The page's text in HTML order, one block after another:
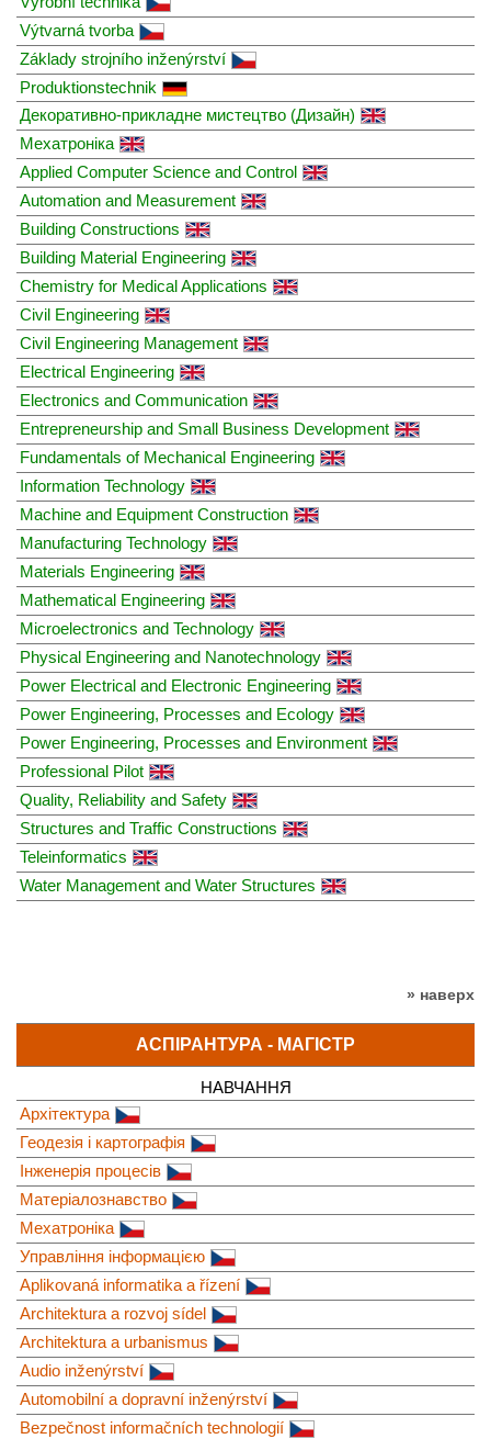
Výtvarná tvorba
Základy strojního inženýrství
Produktionstechnik
Декоративно-прикладне мистецтво (Дизайн)
Мехатроніка
Applied Computer Science and Control
Automation and Measurement
Building Constructions
Building Material Engineering
Chemistry for Medical Applications
Civil Engineering
Civil Engineering Management
Electrical Engineering
Electronics and Communication
Entrepreneurship and Small Business Development
Fundamentals of Mechanical Engineering
Information Technology
Machine and Equipment Construction
Manufacturing Technology
Materials Engineering
Mathematical Engineering
Microelectronics and Technology
Physical Engineering and Nanotechnology
Power Electrical and Electronic Engineering
Power Engineering, Processes and Ecology
Power Engineering, Processes and Environment
Professional Pilot
Quality, Reliability and Safety
Structures and Traffic Constructions
Teleinformatics
Water Management and Water Structures
» наверх
АСПІРАНТУРА - МАГІСТР
НАВЧАННЯ
Архітектура
Геодезія і картографія
Інженерія процесів
Матеріалознавство
Мехатроніка
Управління інформацією
Aplikovaná informatika a řízení
Architektura a rozvoj sídel
Architektura a urbanismus
Audio inženýrství
Automobilní a dopravní inženýrství
Bezpečnost informačních technologií